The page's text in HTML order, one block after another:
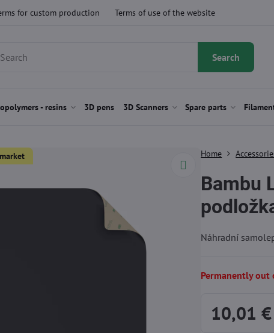
for custom production Terms of use of the website
Search
- resins 3D pens 3D Scanners Spare parts
Home
Bambu
Náhradní
Permanently out
10,01 €